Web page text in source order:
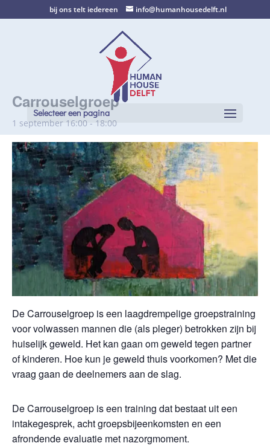
bij ons telt iedereen info@humanhousedelft.nl
Selecteer een pagina
Carrouselgroep
1 september 16:00 - 18:00
De Carrouselgroep is een laagdrempelige groepstraining
voor volwassen mannen die (als pleger) betrokken zijn bij
huiselijk geweld. Het kan gaan om geweld tegen partner
of kinderen. Hoe kun je geweld thuis voorkomen? Met die
vraag gaan de deelnemers aan de slag.
De Carrouselgroep is een training dat bestaat uit een
intakegesprek, acht groepsbijeenkomsten en een
afrondende evaluatie met nazorgmoment.